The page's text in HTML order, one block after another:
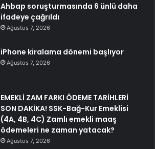
Ahbap soruşturmasında 6 ünlü daha
ifadeye çağrıldı
Ağustos 7, 2026
iPhone kiralama dönemi başlıyor
Ağustos 7, 2026
EMEKLİ ZAM FARKI ÖDEME TARİHLERİ
SON DAKİKA! SSK-Bağ-Kur Emeklisi
(4A, 4B, 4C) Zamlı emekli maaş
ödemeleri ne zaman yatacak?
Ağustos 7, 2026